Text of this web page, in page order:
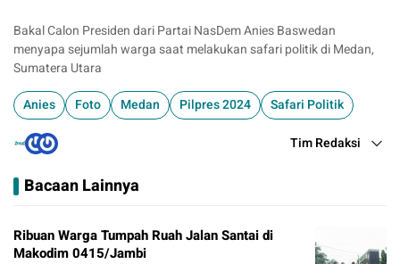
Bakal Calon Presiden dari Partai NasDem Anies Baswedan
menyapa sejumlah warga saat melakukan safari politik di Medan,
Sumatera Utara
Anies
Foto Medan Pilpres 2024 Safari Politik
Tim Redaksi
Bacaan Lainnya
Ribuan Warga Tumpah Ruah Jalan Santai di
Makodim 0415/Jambi